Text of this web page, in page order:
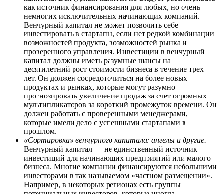
как источник финансирования для любых, но очень
немногих исключительных начинающих компаний.
Венчурный капитал не может позволить себе
инвестировать в стартапы, если нет редкой комбинации
возможностей продукта, возможностей рынка и
проверенного управления. Инвестиции в венчурный
капитал должны иметь разумные шансы на
десятилетний рост стоимости бизнеса в течение трех
лет. Он должен сосредоточиться на более новых
продуктах и рынках, которые могут разумно
прогнозировать увеличение продаж за счет огромных
мультипликаторов за короткий промежуток времени. Он
должен работать с проверенными менеджерами,
которые имели дело с успешными стартапами в
прошлом.
«Сортировка» венчурного капитала: ангелы и другие.
Венчурный капитал — не единственный источник
инвестиций для начинающих предприятий или малого
бизнеса. Многие компании финансируются небольшими
инвесторами в так называемом «частном размещении».
Например, в некоторых регионах есть группы